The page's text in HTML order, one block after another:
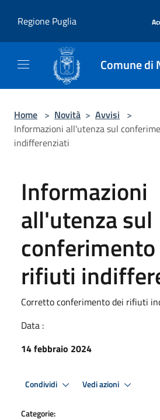
Regione Puglia
Comune di
Home > Novità > Avvisi >
Informazioni all'utenza sul
indifferenziati
Informazioni
all'utenza sul
rifiuti
Corretto conferimento dei rifiuti
Data :
14 febbraio 2024
Condividi Vedi azioni
Categorie: